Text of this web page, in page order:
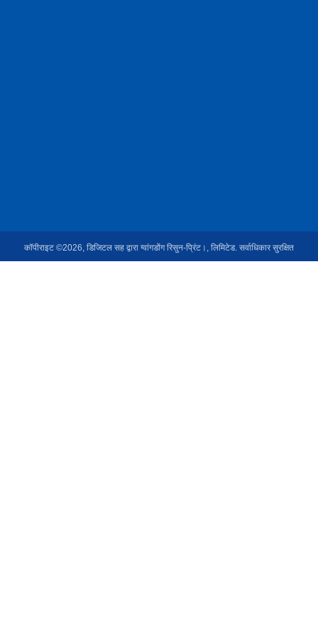
कॉपीराइट ©2026, डिजिटल सह द्वारा ग्वांगडोंग रिसुन-प्रिंट।, लिमिटेड. सर्वाधिकार सुरक्षित